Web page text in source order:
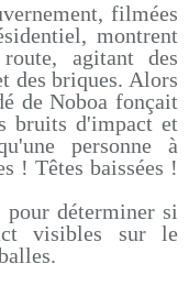
filmées
montrent
agitant des
des briques. Alors
de Noboa fonçait
bruits d'impact et
personne à
! Têtes baissées !
pour déterminer si
visibles sur le